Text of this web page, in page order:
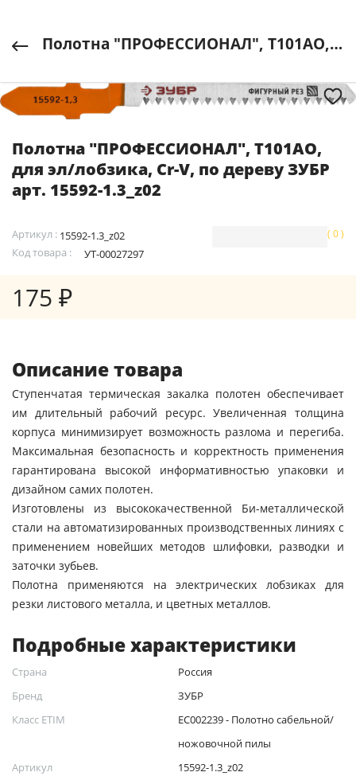
Полотна "ПРОФЕССИОНАЛ", T101AO, для эл/лобзика, Cr-V, по дереву ЗУБР арт. 15592-1.3_z02
Полотна "ПРОФЕССИОНАЛ", T101AO,
для эл/лобзика, Cr-V, по дереву ЗУБР
арт. 15592-1.3_z02
Артикул : 15592-1.3_z02
Код товара :
УТ-00027297
( 0 )
175 ₽
Описание товара
Ступенчатая термическая закалка полотен обеспечивает
им длительный рабочий ресурс. Увеличенная толщина
корпуса минимизирует возможность разлома и перегиба.
Максимальная безопасность и корректность применения
гарантирована высокой информативностью упаковки и
дизайном самих полотен.
Изготовлены из высококачественной Би-металлической
стали на автоматизированных производственных линиях с
применением новейших методов шлифовки, разводки и
заточки зубьев.
Полотна применяются на электрических лобзиках для
резки листового металла, и цветных металлов.
Подробные характеристики
Страна
Россия
Бренд
ЗУБР
Класс ETIM
EC002239 - Полотно сабельной/
ножовочной пилы
Артикул
15592-1.3_z02